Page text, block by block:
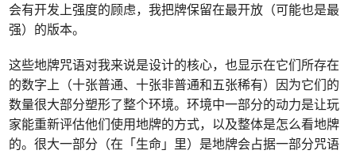
会有开发上强度的顾虑，我把牌保留在最开放（可能也是最
强）的版本。
这些地牌咒语对我来说是设计的核心，也显示在它们所存在
的数字上（十张普通、十张非普通和五张稀有）因为它们的
数量很大部分塑形了整个环境。环境中一部分的动力是让玩
家能重新评估他们使用地牌的方式，以及整体是怎么看地牌
的。很大一部分（在「生命」里）是地牌会占据一部分咒语